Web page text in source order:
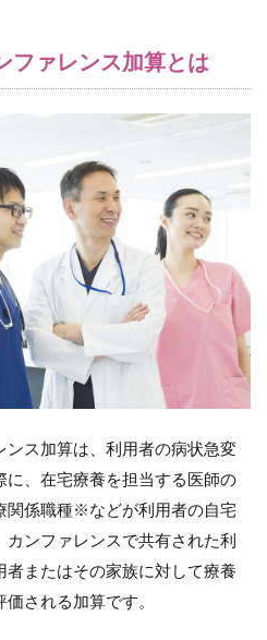
ファレンス加算とは
ス加算は、利用者の病状急変
、在宅療養を担当する医師の
関係職種※などが利用者の自宅
ンファレンスで共有された利
者またはその家族に対して療養
される加算です。